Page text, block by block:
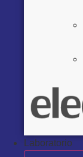
Laboratorio